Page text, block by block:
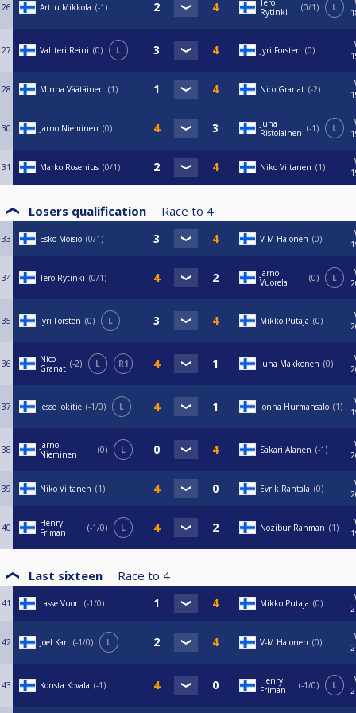
26 Arttu Mikkola -1
Tero
Rytinki
0/1 L
27 Valtteri Reini 0 L Jyri Forsten 0
28 Minna Väätäinen 1 Nico Granat -2
30 Jarno Nieminen 0
Juha
Ristolainen
-1 L
31 Marko Rosenius 0/1 Niko Viitanen 1
Losers qualification Race to 4
33 Esko Moisio 0/1 V-M Halonen 0
34 Tero Rytinki 0/1
Jarno
Vuorela
0 L
35 Jyri Forsten 0 L Mikko Putaja 0
36
Nico
Granat -2 L R1 Juha Makkonen 0
37 Jesse Jokitie -1/0 L Jonna Hurmansalo 1
38
Jarno
Nieminen
0 L Sakari Alanen -1
39 Niko Viitanen 1 Evrik Rantala 0
40
Henry
Friman
-1/0 L Nozibur Rahman 1
Last sixteen Race to 4
41 Lasse Vuori -1/0 Mikko Putaja 0
42 Joel Kari -1/0 L V-M Halonen 0
43 Konsta Kovala -1
Henry
Friman
-1/0 L